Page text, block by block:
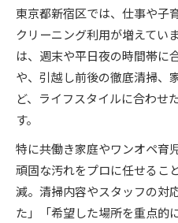
東京都新宿区では、仕事や子
クリーニング利用が増えてい
は、週末や平日夜の時間帯に
や、引越し前後の徹底清掃、
ど、ライフスタイルに合わせ
す。
特に共働き家庭やワンオペ育
頑固な汚れをプロに任せるこ
減。清掃内容やスタッフの対
た」「希望した場所を重点的